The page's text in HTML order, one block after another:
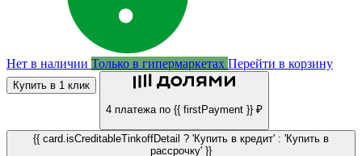
Нет в наличии Только в гипермаркетах Перейти в корзину
Купить в 1 клик
4 платежа по {{ firstPayment }} ₽
{{ card.isCreditableTinkoffDetail ? 'Купить в кредит' : 'Купить в
рассрочку' }}